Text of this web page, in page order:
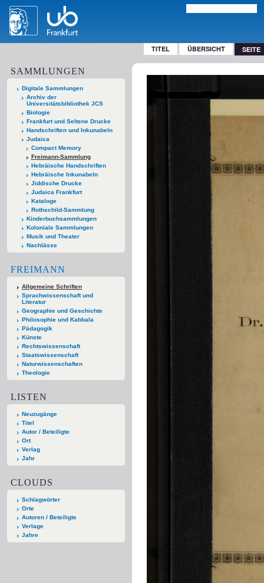
TITEL ÜBERSICHT SEITE
SAMMLUNGEN
Digitale Sammlungen
Archiv der
Universitätsbibliothek JCS
Biologie
Frankfurt und Seltene Drucke
Handschriften und Inkunabeln
Judaica
Compact Memory
Freimann-Sammlung
Hebräische Handschriften
Hebräische Inkunabeln
Jiddische Drucke
Judaica Frankfurt
Kataloge
Rothschild-Sammlung
Kinderbuchsammlungen
Koloniale Sammlungen
Musik und Theater
Nachlässe
FREIMANN
Allgemeine Schriften
Sprachwissenschaft und
Literatur
Geographie und Geschichte
Philosophie und Kabbala
Pädagogik
Künste
Rechtswissenschaft
Staatswissenschaft
Naturwissenschaften
Theologie
LISTEN
Neuzugänge
Titel
Autor / Beteiligte
Ort
Verlag
Jahr
CLOUDS
Schlagwörter
Orte
Autoren / Beteiligte
Verlage
Jahre